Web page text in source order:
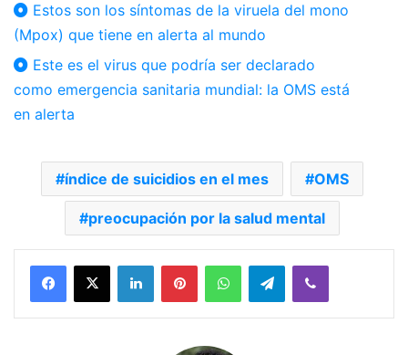
Estos son los síntomas de la viruela del mono
(Mpox) que tiene en alerta al mundo
Este es el virus que podría ser declarado
como emergencia sanitaria mundial: la OMS está
en alerta
índice de suicidios en el mes OMS
preocupación por la salud mental
Facebook
X LinkedInPinterestWhatsAppTelegramViber